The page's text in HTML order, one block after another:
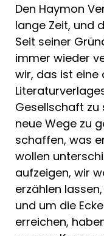
Den Haymon
lange Zeit, und
Seit seiner
immer wieder
wir, das ist eine
Gesellschaft zu
neue Wege zu
schaffen, was
wollen
aufzeigen, wir
erzählen
und um die
erreichen,